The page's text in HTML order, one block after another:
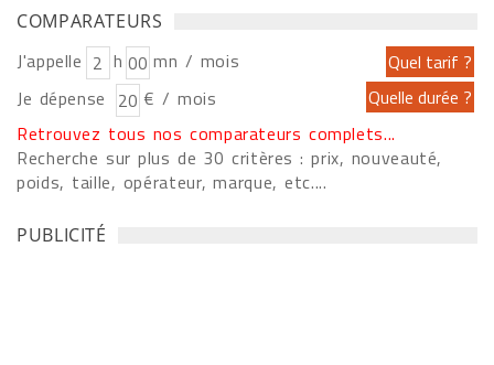
COMPARATEURS
J'appelle h
mn / mois
Je dépense
€ / mois
Retrouvez tous nos comparateurs complets...
Recherche sur plus de 30 critères : prix, nouveauté,
poids, taille, opérateur, marque, etc....
PUBLICITÉ